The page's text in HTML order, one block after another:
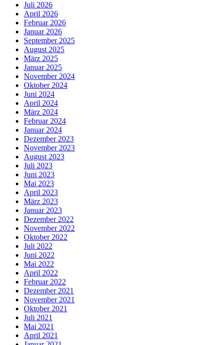
Juli 2026
April 2026
Februar 2026
Januar 2026
September 2025
August 2025
März 2025
Januar 2025
November 2024
Oktober 2024
Juni 2024
April 2024
März 2024
Februar 2024
Januar 2024
Dezember 2023
November 2023
August 2023
Juli 2023
Juni 2023
Mai 2023
April 2023
März 2023
Januar 2023
Dezember 2022
November 2022
Oktober 2022
Juli 2022
Juni 2022
Mai 2022
April 2022
Februar 2022
Dezember 2021
November 2021
Oktober 2021
Juli 2021
Mai 2021
April 2021